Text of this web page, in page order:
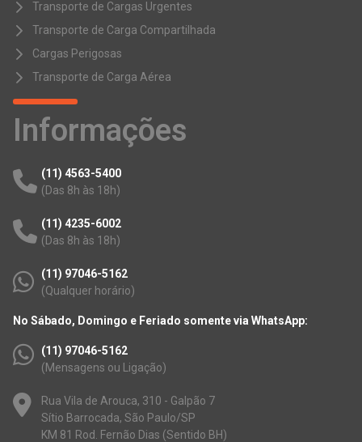
Transporte de Cargas Urgentes
Transporte de Carga Compartilhada
Cargas Perigosas
Transporte de Carga Aérea
Informações
(11) 4563-5400
(Das 8h às 18h)
(11) 4235-6002
(Das 8h às 18h)
(11) 97046-5162
(Qualquer horário)
No Sábado, Domingo e Feriado somente via WhatsApp:
(11) 97046-5162
(Mensagens ou Ligação)
Rua Vila de Arouca, 310 - Galpão 7
Sítio Barrocada, São Paulo/SP
KM 81 Rod. Fernão Dias (Sentido BH)